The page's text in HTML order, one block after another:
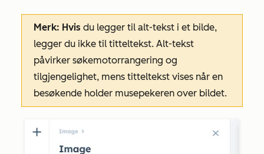
Merk: Hvis du legger til alt-tekst i et bilde,
legger du ikke til titteltekst. Alt-tekst
påvirker søkemotorrangering og
tilgjengelighet, mens titteltekst vises når en
besøkende holder musepekeren over bildet.